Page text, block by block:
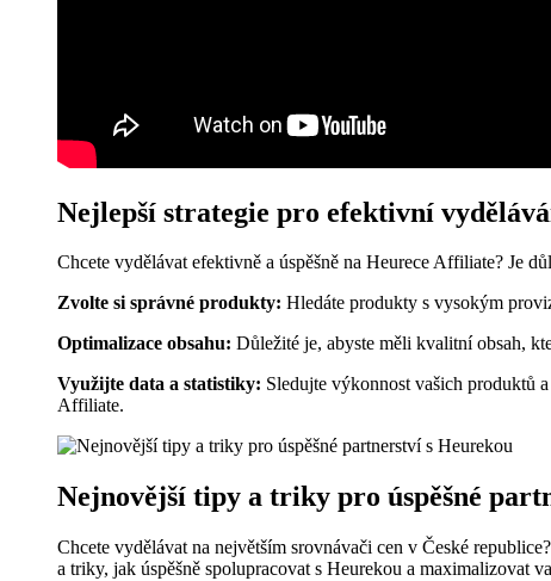
Nejlepší strategie pro efektivní
Chcete vydělávat efektivně a úspěšně na Heurece Affiliate? Je
Zvolte si správné produkty: Hledáte produkty s vysokým
Optimalizace obsahu: Důležité je, abyste měli kvalitní obsah,
Využijte data a statistiky: Sledujte výkonnost vašich produktů
Affiliate.
Nejnovější tipy a triky pro úspěšné
Chcete vydělávat na největším srovnávači cen v České
a triky, jak úspěšně spolupracovat s Heurekou a maximalizovat